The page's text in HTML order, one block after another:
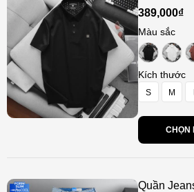
389,000₫
Màu sắc
Kích thước
S M
CHỌN
Quần